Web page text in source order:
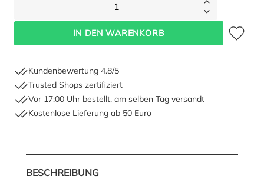
1
IN DEN WARENKORB
Zum
Kundenbewertung 4.8/5
Trusted Shops zertifiziert
Vor 17:00 Uhr bestellt, am selben Tag versandt
Kostenlose Lieferung ab 50 Euro
BESCHREIBUNG